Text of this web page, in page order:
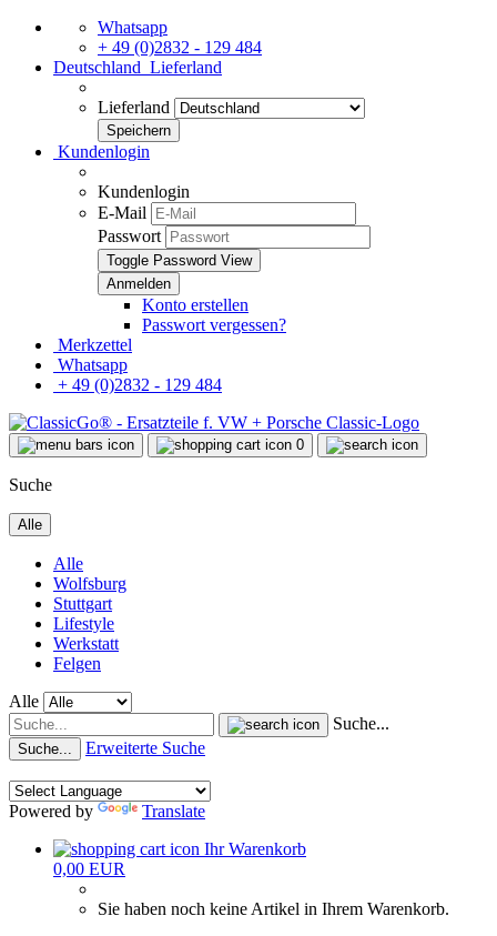
Whatsapp
+ 49 (0)2832 - 129 484
Deutschland Lieferland
Lieferland
Kundenlogin
Kundenlogin
E-Mail
Passwort
Toggle Password View
Konto erstellen
Passwort vergessen?
Merkzettel
Whatsapp
+ 49 (0)2832 - 129 484
0
Suche
Alle
Alle
Wolfsburg
Stuttgart
Lifestyle
Werkstatt
Felgen
Alle
Suche...
Suche... Erweiterte Suche
Powered by
Translate
Ihr Warenkorb
0,00 EUR
Sie haben noch keine Artikel in Ihrem Warenkorb.